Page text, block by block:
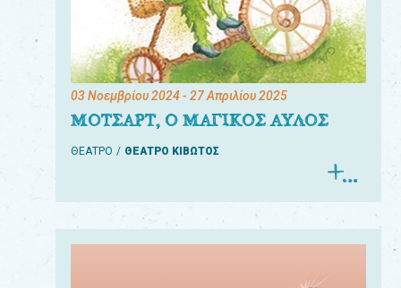
03 Νοεμβρίου 2024- 27 Απριλίου 2025
ΜΟΤΣΑΡΤ, Ο ΜΑΓΙΚΟΣ ΑΥΛΟΣ
ΘΕΑΤΡΟ ΘΕΑΤΡΟ ΚΙΒΩΤΟΣ